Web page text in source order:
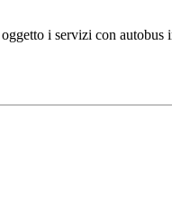
i servizi con